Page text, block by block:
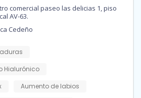
comercial paseo las delicias 1, piso
AV-63.
Cedeño
Hialurónico
Aumento de labios